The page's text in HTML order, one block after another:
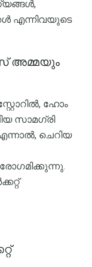
എന്നിവയുടെ
അമ്മയും
ഹോം
സാമഗ്രി
എന്നാൽ, ചെറിയ